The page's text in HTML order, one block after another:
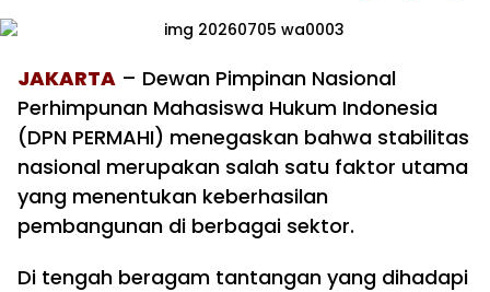
JAKARTA – Dewan Pimpinan Nasional
Perhimpunan Mahasiswa Hukum Indonesia
(DPN PERMAHI) menegaskan bahwa stabilitas
nasional merupakan salah satu faktor utama
yang menentukan keberhasilan
pembangunan di berbagai sektor.
Di tengah beragam tantangan yang dihadapi